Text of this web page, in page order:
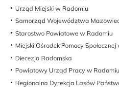
Urząd Miejski w Radomiu
Samorząd Województwa
Starostwo Powiatowe w Radomiu
Miejski Ośrodek Pomocy
Diecezja Radomska
Powiatowy Urząd Pracy w Radomiu
Regionalna Dyrekcja Lasów